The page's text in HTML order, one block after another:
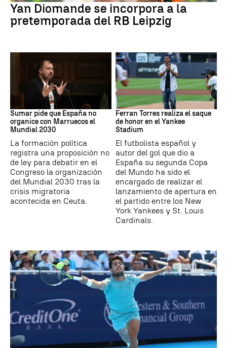
Yan Diomande se incorpora a la
pretemporada del RB Leipzig
Sumar pide que España no
organice con Marruecos el
Mundial 2030
La formación política
registra una proposición no
de ley para debatir en el
Congreso la organización
del Mundial 2030 tras la
crisis migratoria
acontecida en Ceuta.
MLB
Ferran Torres realiza el saque
de honor en el Yankee
Stadium
El futbolista español y
autor del gol que dio a
España su segunda Copa
del Mundo ha sido el
encargado de realizar el
lanzamiento de apertura en
el partido entre los New
York Yankees y St. Louis
Cardinals.